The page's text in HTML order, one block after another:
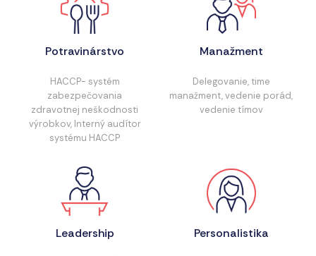
Potravinárstvo
HACCP- systém
zabezpečovania
zdravotnej neškodnosti
výrobkov, Interný audítor
systému HACCP
Manažment
Delegovanie, time
manažment, vedenie porád,
vedenie tímov
Leadership Personalistika